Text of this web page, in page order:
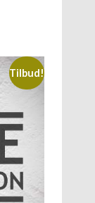
Tilbud!